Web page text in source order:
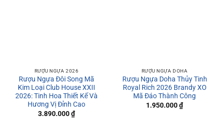
RƯỢU NGỰA 2026
Rượu Ngựa Đôi Song Mã
Kim Loại Club House XXII
2026: Tinh Hoa Thiết Kế Và
Hương Vị Đỉnh Cao
3.890.000₫
RƯỢU NGỰA DOHA
Rượu Ngựa Doha Thủy Tinh
Royal Rich 2026 Brandy XO
Mã Đáo Thành Công
1.950.000₫